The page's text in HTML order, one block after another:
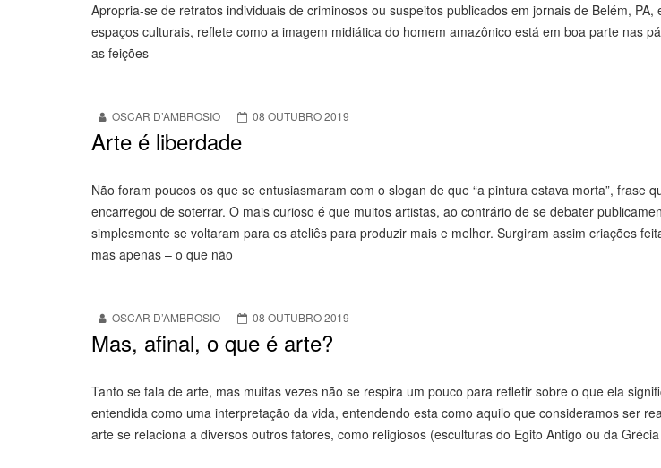
Apropria-se de retratos individuais de criminosos ou suspeitos publicados em jornais de Belém, PA,
espaços culturais, reflete como a imagem midiática do homem amazônico está em boa parte nas
as feições
OSCAR D’AMBROSIO 08 OUTUBRO 2019
Arte é liberdade
Não foram poucos os que se entusiasmaram com o slogan de que “a pintura estava morta”, frase
encarregou de soterrar. O mais curioso é que muitos artistas, ao contrário de se debater
simplesmente se voltaram para os ateliês para produzir mais e melhor. Surgiram assim criações
mas apenas – o que não
OSCAR D’AMBROSIO 08 OUTUBRO 2019
Mas, afinal, o que é arte?
Tanto se fala de arte, mas muitas vezes não se respira um pouco para refletir sobre o que ela
entendida como uma interpretação da vida, entendendo esta como aquilo que consideramos ser
arte se relaciona a diversos outros fatores, como religiosos (esculturas do Egito Antigo ou da